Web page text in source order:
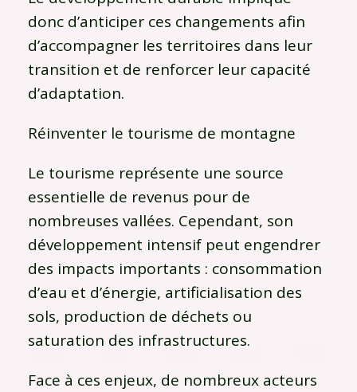
donc d’anticiper ces changements afin
d’accompagner les territoires dans leur
transition et de renforcer leur capacité
d’adaptation.
Réinventer le tourisme de montagne
Le tourisme représente une source
essentielle de revenus pour de
nombreuses vallées. Cependant, son
développement intensif peut engendrer
des impacts importants : consommation
d’eau et d’énergie, artificialisation des
sols, production de déchets ou
saturation des infrastructures.
Face à ces enjeux, de nombreux acteurs